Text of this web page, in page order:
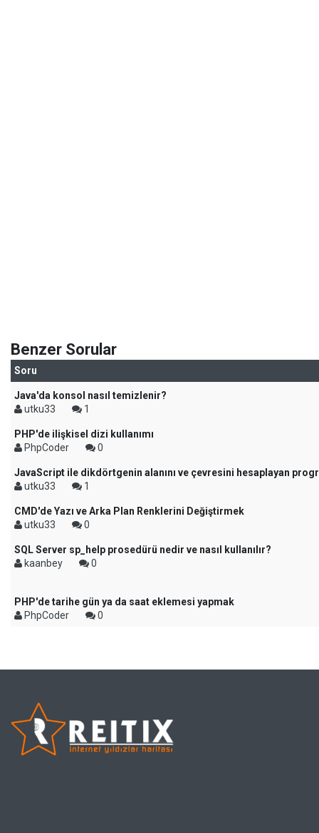
Benzer Sorular
Soru
Java'da konsol nasıl temizlenir?
utku33
1
PHP'de ilişkisel dizi kullanımı
PhpCoder
0
JavaScript ile dikdörtgenin alanını ve çevresini hesaplayan
utku33
1
CMD'de Yazı ve Arka Plan Renklerini Değiştirmek
utku33
0
SQL Server sp_help prosedürü nedir ve nasıl kullanılır?
kaanbey
0
PHP'de tarihe gün ya da saat eklemesi yapmak
PhpCoder
0